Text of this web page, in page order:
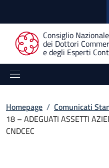
Consiglio Nazionale
dei Dottori
e degli Esperti
Homepage / Comunicati
18 – ADEGUATI ASSETTI
CNDCEC